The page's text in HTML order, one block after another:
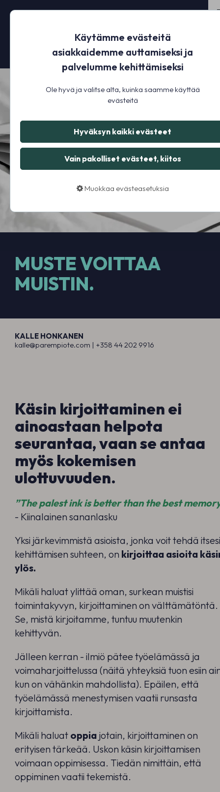
MUSTE VOITTAA
MUISTIN.
KALLE HONKANEN
kalle@parempiote.com | +358 44 202 9916
Käsin kirjoittaminen ei
ainoastaan helpota
seurantaa, vaan se antaa
myös kokemisen
ulottuvuuden.
”The palest ink is better than the best
- Kiinalainen sananlasku
Yksi järkevimmistä asioista, jonka voit tehdä itsesi
kehittämisen suhteen, on kirjoittaa asioita
ylös.
Mikäli haluat ylittää oman, surkean muistisi
toimintakyvyn, kirjoittaminen on välttämätöntä.
Se, mistä kirjoitamme, tuntuu muutenkin
kehittyvän.
Jälleen kerran - ilmiö pätee työelämässä ja
voimaharjoittelussa (näitä yhteyksiä tuon esiin
kun on vähänkin mahdollista). Epäilen, että
työelämässä menestymisen vaatii runsasta
kirjoittamista.
Mikäli haluat oppia jotain, kirjoittaminen on
erityisen tärkeää. Uskon käsin kirjoittamisen
voimaan oppimisessa. Tiedän nimittäin, että
oppiminen vaatii tekemistä.
Käytämme evästeitä
asiakkaidemme auttamiseksi ja
palvelumme kehittämiseksi
Ole hyvä ja valitse alta, kuinka saamme käyttää
evästeitä
Hyväksyn kaikki evästeet
Vain pakolliset evästeet, kiitos
Muokkaa evästeasetuksia